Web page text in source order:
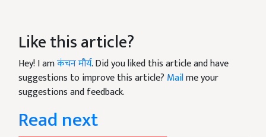
Like this article?
Hey! I amकंचन मौर्य. Did you liked this article and have
suggestions to improve this article? Mailme your
suggestions and feedback.
Read next